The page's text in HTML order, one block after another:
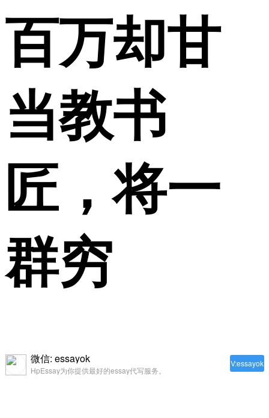
百万却甘
当教书
匠，将一
群穷
V:essayok
微信: essayok
HpEssay为你提供最好的essay代写服务。